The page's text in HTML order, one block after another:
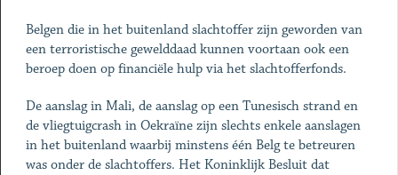
Belgen die in het buitenland slachtoffer zijn geworden van
een terroristische gewelddaad kunnen voortaan ook een
beroep doen op financiële hulp via het slachtofferfonds.
De aanslag in Mali, de aanslag op een Tunesisch strand en
de vliegtuigcrash in Oekraïne zijn slechts enkele aanslagen
in het buitenland waarbij minstens één Belg te betreuren
was onder de slachtoffers. Het Koninklijk Besluit dat